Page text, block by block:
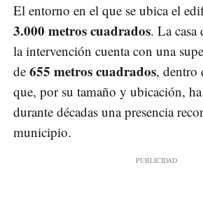
El entorno en el que se ubica el
3.000 metros cuadrados. La casa
la intervención cuenta con una
de 655 metros cuadrados, dentro
que, por su tamaño y ubicación,
durante décadas una presencia
municipio.